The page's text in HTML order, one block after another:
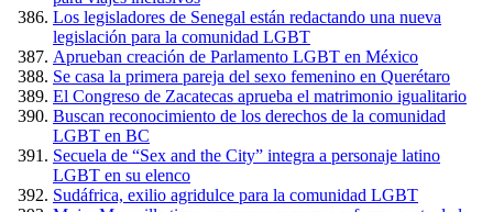
Los legisladores de Senegal están redactando una nueva
legislación para la comunidad LGBT
Aprueban creación de Parlamento LGBT en México
Se casa la primera pareja del sexo femenino en Querétaro
El Congreso de Zacatecas aprueba el matrimonio igualitario
Buscan reconocimiento de los derechos de la comunidad
LGBT en BC
Secuela de “Sex and the City” integra a personaje latino
LGBT en su elenco
Sudáfrica, exilio agridulce para la comunidad LGBT